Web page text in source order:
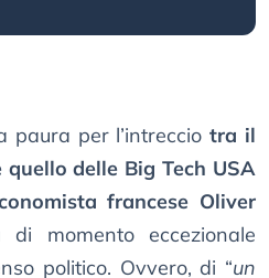
paura per l’intrecciotra il
delle Big Tech USA
francese Oliver
momento eccezionale
politico. Ovvero, di “un